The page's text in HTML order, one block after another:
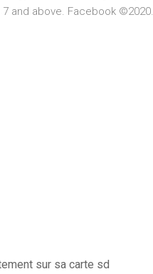
and above. Facebook ©2020.
sur sa carte sd